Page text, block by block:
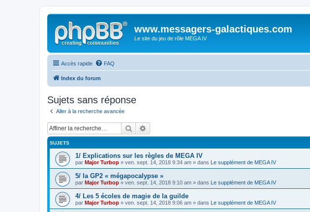
www.messagers-galactiques.com
Le site du jeu de rôle MEGA IV
Accès rapide FAQ
Index du forum
Sujets sans réponse
Aller à la recherche avancée
Rechercher
SUJETS
1/ Explications sur les règles de MEGA IV
par Major Turbop » ven. sept. 14, 2018 9:34 am » dans Le supplément de MEGA IV
5/ la GP2 « mégapocalypse »
par Major Turbop » ven. sept. 14, 2018 9:10 am » dans Le supplément de MEGA IV
4/ Les 5 écoles de magie de la guilde
par Major Turbop » ven. sept. 14, 2018 9:06 am » dans Le supplément de MEGA IV